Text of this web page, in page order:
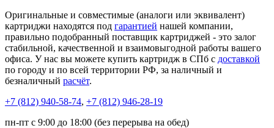
Оригинальные и совместимые (аналоги или эквивалент)
картриджи находятся под гарантией нашей компании,
правильно подобранный поставщик картриджей - это залог
стабильной, качественной и взаимовыгодной работы вашего
офиса. У нас вы можете купить картридж в СПб с доставкой
по городу и по всей территории РФ, за наличный и
безналичный расчёт.
+7 (812) 940-58-74, +7 (812) 946-28-19
пн-пт с 9:00 до 18:00 (без перерыва на обед)